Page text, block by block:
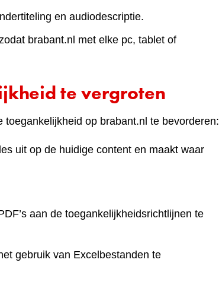
en audiodescriptie.
brabant.nl met elke pc, tablet of
te vergroten
op brabant.nl te bevorderen:
uit op de huidige content en maakt waar
aan de toegankelijkheidsrichtlijnen te
gebruik van Excelbestanden te